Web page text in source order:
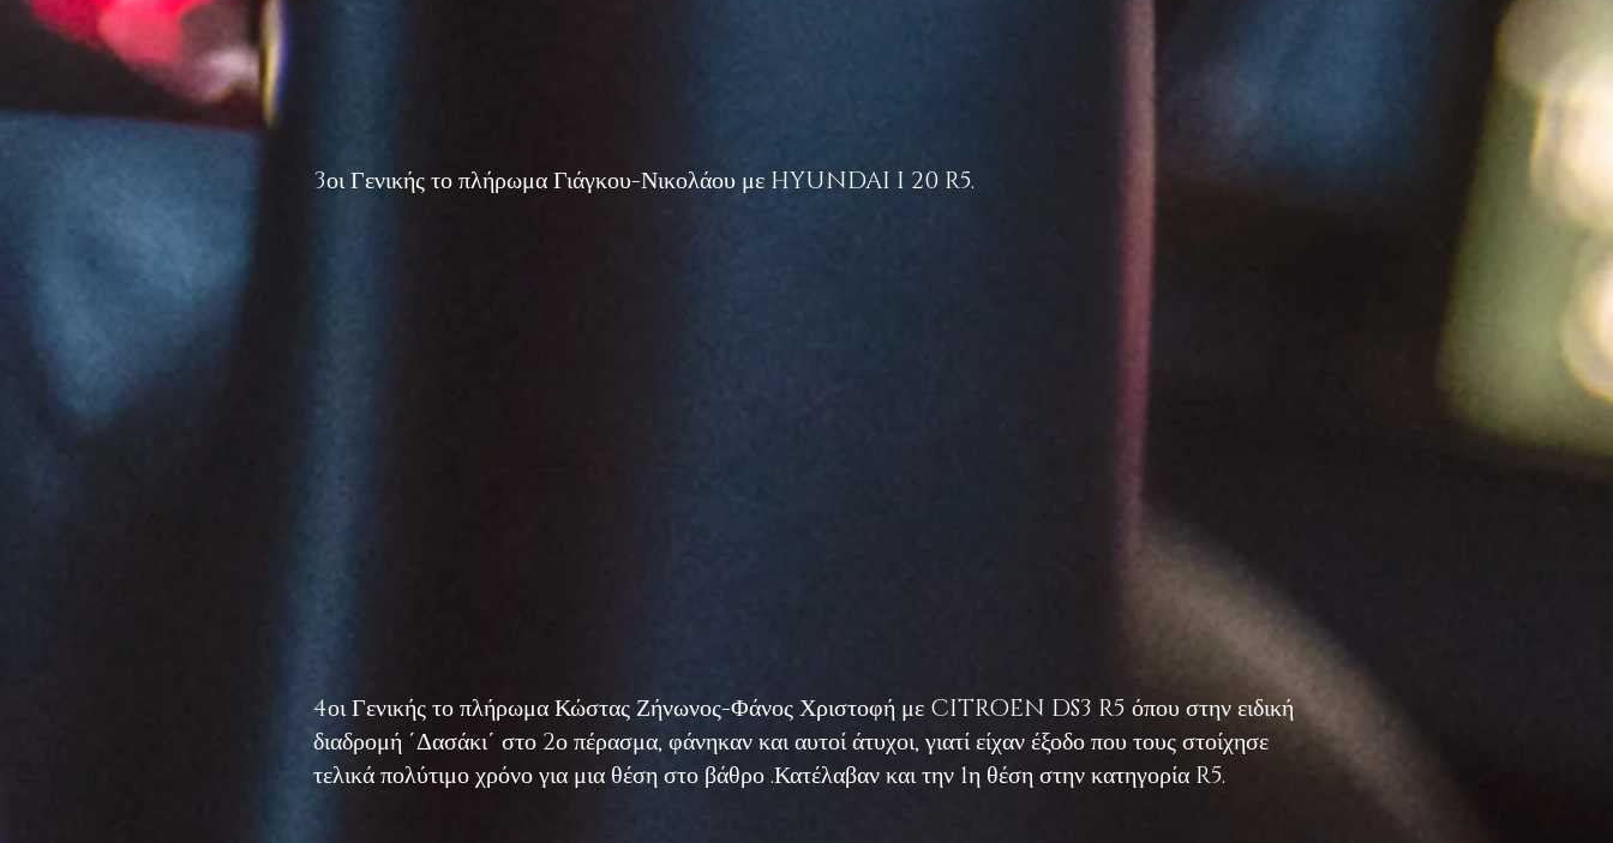
3οι Γενικής το πλήρωμα Γιάγκου-Νικολάου με HYUNDAI I 20 R5.
4οι Γενικής το πλήρωμα Κώστας Ζήνωνος-Φάνος Χριστοφή με CITROEN DS3 R5 όπου στην ειδική
διαδρομή ΄Δασάκι΄ στο 2ο πέρασμα, φάνηκαν και αυτοί άτυχοι, γιατί είχαν έξοδο που τους στοίχησε
τελικά πολύτιμο χρόνο για μια θέση στο βάθρο .Κατέλαβαν και την 1η θέση στην κατηγορία R5.